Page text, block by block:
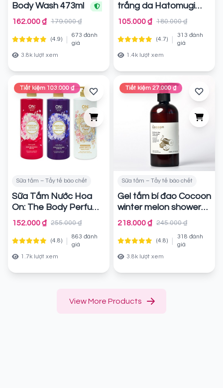
Body Wash 473ml
Chính hãng
162.000 ₫ 179.000 ₫
(4.9)
673 đánh
giá
3.8k lượt xem
trắng da Hatomugi
Chính hãng
105.000 ₫ 180.000 ₫
(4.7)
313 đánh
giá
1.4k lượt xem
Tiết kiệm 103.000 ₫
Sữa tắm – Tẩy tế bào chết
Sữa Tắm Nước Hoa
On: The Body Perfume
White Body Wash
(1000g)
152.000 ₫ 255.000 ₫
(4.8)
863 đánh
giá
1.7k lượt xem
Tiết kiệm 27.000 ₫
Sữa tắm – Tẩy tế bào chết
Gel tắm bí đao Cocoon
winter melon shower
gel
Chính hãng
218.000 ₫ 245.000 ₫
(4.8)
318 đánh
giá
3.8k lượt xem
View More Products